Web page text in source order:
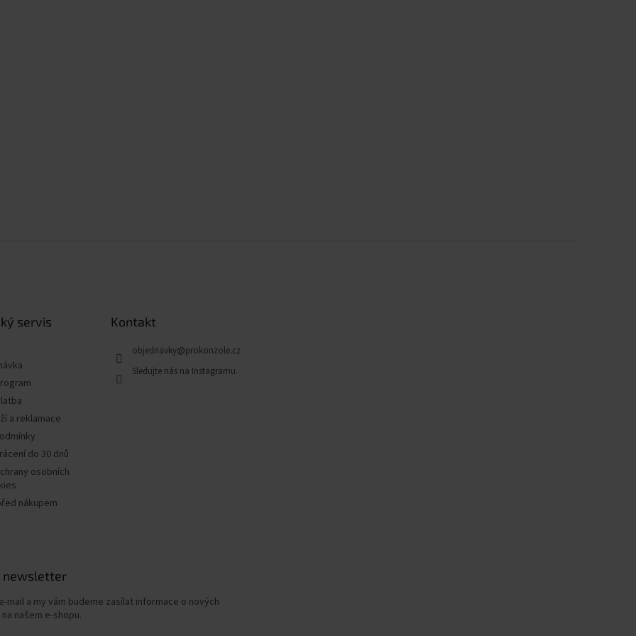
servis
a reklamace
do 30 dnů
osobních
nákupem
Kontakt
objednavky@prokonzole.cz
newsletter
mail a my vám budeme zasílat informace o nových
našem e-shopu.